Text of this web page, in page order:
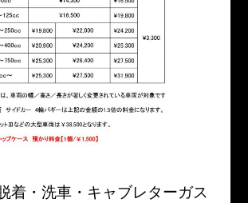
着・洗車・キャブレターガス